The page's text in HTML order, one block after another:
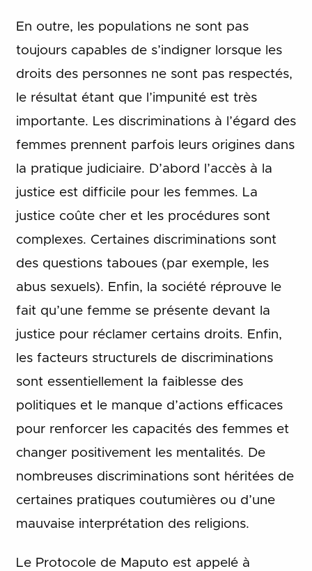
En outre, les populations ne sont pas
toujours capables de s’indigner lorsque les
droits des personnes ne sont pas respectés,
le résultat étant que l’impunité est très
importante. Les discriminations à l’égard des
femmes prennent parfois leurs origines dans
la pratique judiciaire. D’abord l’accès à la
justice est difficile pour les femmes. La
justice coûte cher et les procédures sont
complexes. Certaines discriminations sont
des questions taboues (par exemple, les
abus sexuels). Enfin, la société réprouve le
fait qu’une femme se présente devant la
justice pour réclamer certains droits. Enfin,
les facteurs structurels de discriminations
sont essentiellement la faiblesse des
politiques et le manque d’actions efficaces
pour renforcer les capacités des femmes et
changer positivement les mentalités. De
nombreuses discriminations sont héritées de
certaines pratiques coutumières ou d’une
mauvaise interprétation des religions.
Le Protocole de Maputo est appelé à